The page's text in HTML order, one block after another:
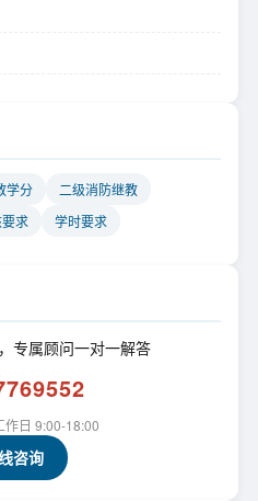
学分
二级消防继教
求 学时要求
专属顾问一对一解答
作日 9:00-18:00
咨询